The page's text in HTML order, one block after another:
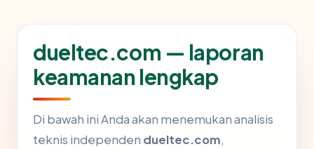
dueltec.com — laporan
keamanan lengkap
Di bawah ini Anda akan menemukan analisis
teknis independen dueltec.com,